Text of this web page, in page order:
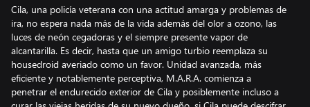
Cila, una policía veterana con una actitud amarga y problemas de
ira, no espera nada más de la vida además del olor a ozono, las
luces de neón cegadoras y el siempre presente vapor de
alcantarilla. Es decir, hasta que un amigo turbio reemplaza su
housedroid averiado como un favor. Unidad avanzada, más
eficiente y notablemente perceptiva, M.A.R.A. comienza a
penetrar el endurecido exterior de Cila y posiblemente incluso a